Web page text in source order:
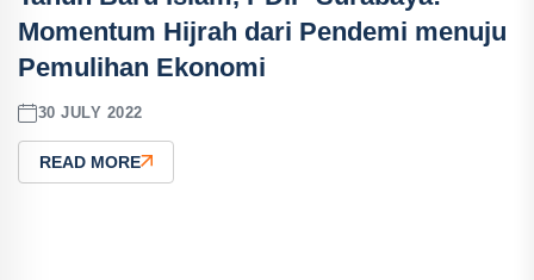
Momentum Hijrah dari Pendemi menuju
Pemulihan Ekonomi
30 JULY 2022
READ MORE